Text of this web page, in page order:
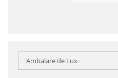
Ambalare de Lux